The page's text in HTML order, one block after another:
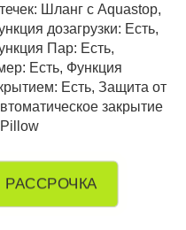
Шланг с Aquastop,
дозагрузки: Есть,
Пар: Есть,
Есть, Функция
Есть, Защита от
закрытие
РАССРОЧКА